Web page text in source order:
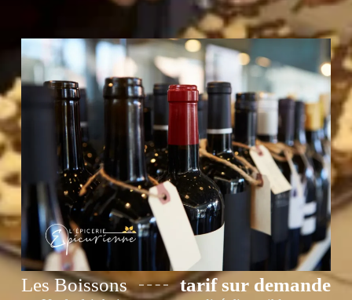
Les Boissons tarif sur demande